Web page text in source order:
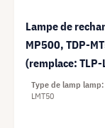
Lampe de
MP500, TDP-
(remplace: TLP-
Type de lamp lamp
LMT50